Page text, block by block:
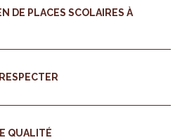
DE PLACES SCOLAIRES À
QUALITÉ